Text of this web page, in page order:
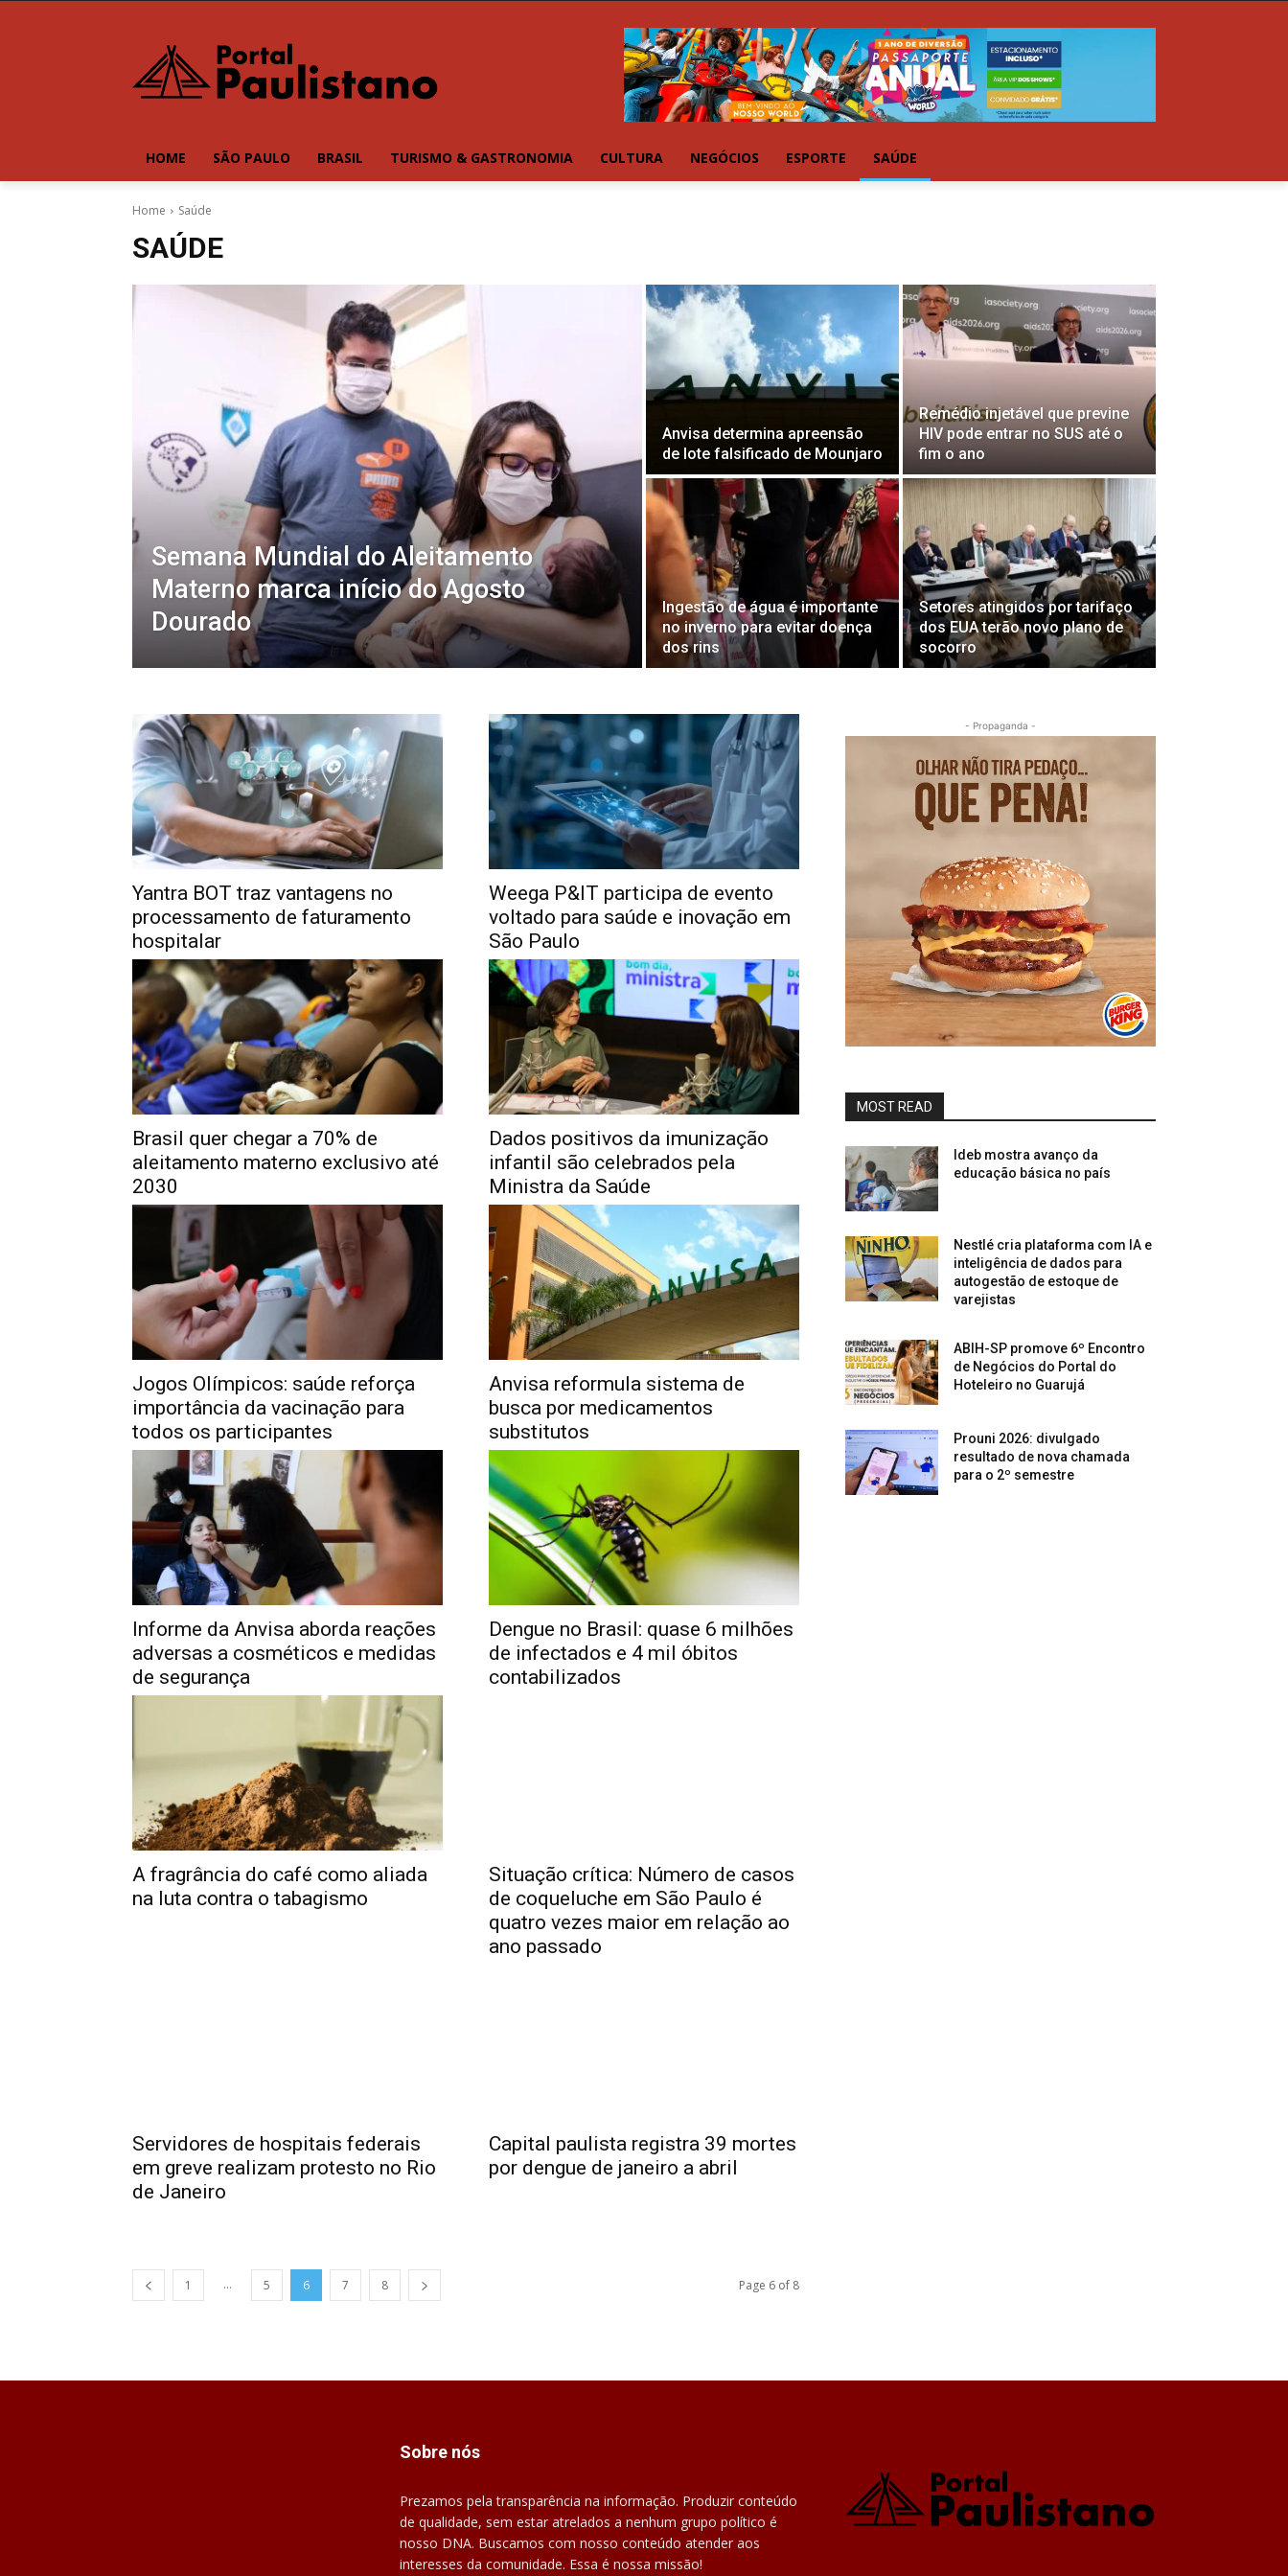
HOME SÃO PAULO BRASIL TURISMO & GASTRONOMIA CULTURA NEGÓCIOS ESPORTE SAÚDE
Home Saúde
SAÚDE
Semana Mundial do Aleitamento
Materno marca início do Agosto
Dourado
Anvisa determina apreensão
de lote falsificado de Mounjaro
Remédio injetável que previne
HIV pode entrar no SUS até o
fim o ano
Ingestão de água é importante
no inverno para evitar doença
dos rins
Setores atingidos por tarifaço
dos EUA terão novo plano de
socorro
Yantra BOT traz vantagens no
processamento de faturamento
hospitalar
Weega P&IT participa de evento
voltado para saúde e inovação em
São Paulo
Brasil quer chegar a 70% de
aleitamento materno exclusivo até
2030
Dados positivos da imunização
infantil são celebrados pela
Ministra da Saúde
Jogos Olímpicos: saúde reforça
importância da vacinação para
todos os participantes
Anvisa reformula sistema de
busca por medicamentos
substitutos
Informe da Anvisa aborda reações
adversas a cosméticos e medidas
de segurança
Dengue no Brasil: quase 6 milhões
de infectados e 4 mil óbitos
contabilizados
A fragrância do café como aliada
na luta contra o tabagismo
Situação crítica: Número de casos
de coqueluche em São Paulo é
quatro vezes maior em relação ao
ano passado
Servidores de hospitais federais
em greve realizam protesto no Rio
de Janeiro
Capital paulista registra 39 mortes
por dengue de janeiro a abril
1 ... 5 6 7 8 Page 6 of 8
- Propaganda -
MOST READ
Ideb mostra avanço da
educação básica no país
Nestlé cria plataforma com IA e
inteligência de dados para
autogestão de estoque de
varejistas
ABIH-SP promove 6º Encontro
de Negócios do Portal do
Hoteleiro no Guarujá
Prouni 2026: divulgado
resultado de nova chamada
para o 2º semestre
Sobre nós
Prezamos pela transparência na informação. Produzir conteúdo
de qualidade, sem estar atrelados a nenhum grupo político é
nosso DNA. Buscamos com nosso conteúdo atender aos
interesses da comunidade. Essa é nossa missão!